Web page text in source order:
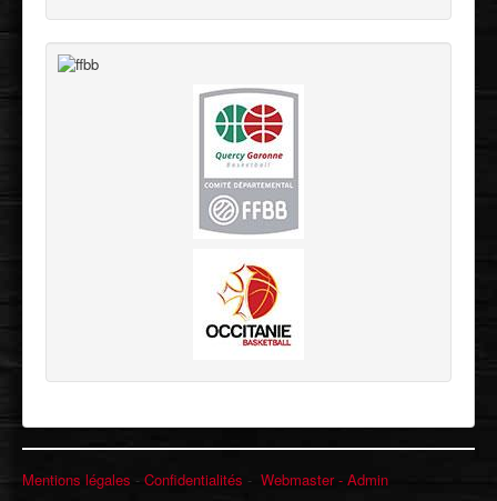
Mentions légales - Confidentialités - Webmaster - Admin